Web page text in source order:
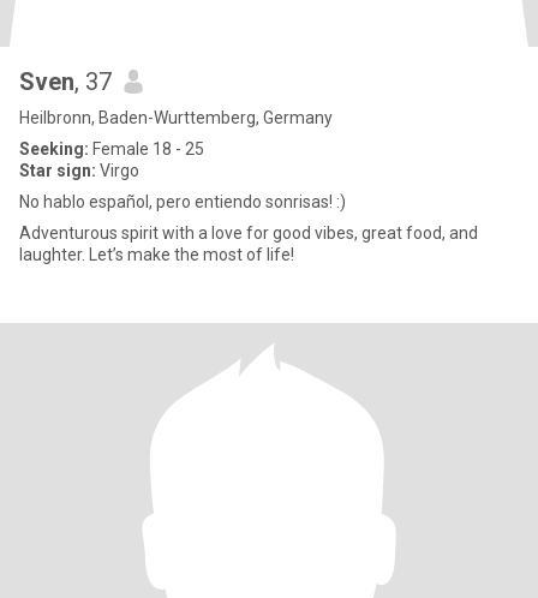
Sven, 37
Heilbronn, Baden-Wurttemberg, Germany
Seeking: Female 18 - 25
Star sign: Virgo
No hablo español, pero entiendo sonrisas! :)
Adventurous spirit with a love for good vibes, great food, and
laughter. Let’s make the most of life!